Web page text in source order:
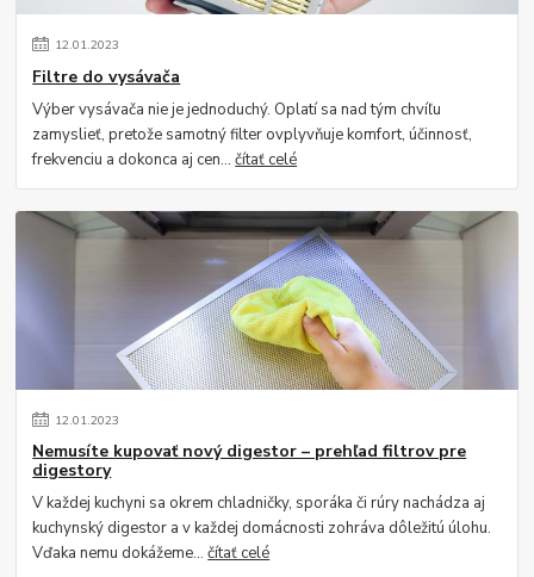
12.01.2023
Filtre do vysávača
Výber vysávača nie je jednoduchý. Oplatí sa nad tým chvíľu
zamyslieť, pretože samotný filter ovplyvňuje komfort, účinnosť,
frekvenciu a dokonca aj cen...čítať celé
12.01.2023
Nemusíte kupovať nový digestor – prehľad filtrov pre
digestory
V každej kuchyni sa okrem chladničky, sporáka či rúry nachádza aj
kuchynský digestor a v každej domácnosti zohráva dôležitú úlohu.
Vďaka nemu dokážeme...čítať celé